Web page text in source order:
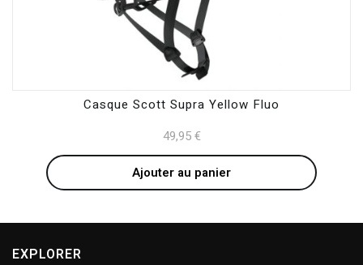
Casque Scott Supra Yellow Fluo
49,95€
Ajouter au panier
EXPLORER